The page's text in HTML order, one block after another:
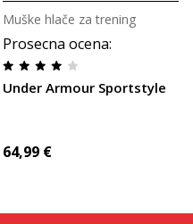
Prosecna ocena:
Under Armour Sportstyle
Muške hlače za trening
64,99 €